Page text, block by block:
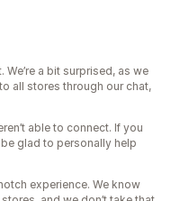
We’re a bit surprised, as we
all stores through our chat,
able to connect. If you
glad to personally help
experience. We know